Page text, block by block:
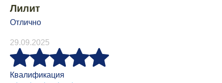
Лилит
Отлично
29.09.2025
Квалификация